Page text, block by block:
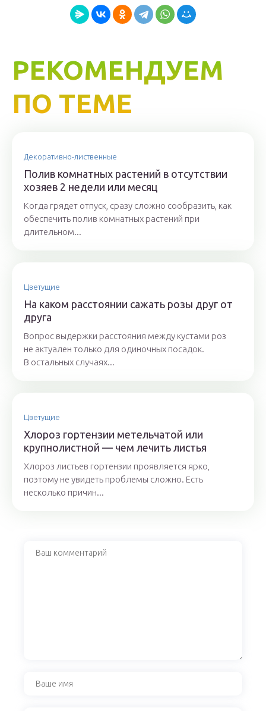
РЕКОМЕНДУЕМ
ПО ТЕМЕ
Декоративно-лиственные
Полив комнатных растений в отсутствии
хозяев 2 недели или месяц
Когда грядет отпуск, сразу сложно сообразить, как
обеспечить полив комнатных растений при
длительном...
Цветущие
На каком расстоянии сажать розы друг от
друга
Вопрос выдержки расстояния между кустами роз
не актуален только для одиночных посадок.
В остальных случаях...
Цветущие
Хлороз гортензии метельчатой или
крупнолистной — чем лечить листья
Хлороз листьев гортензии проявляется ярко,
поэтому не увидеть проблемы сложно. Есть
несколько причин...